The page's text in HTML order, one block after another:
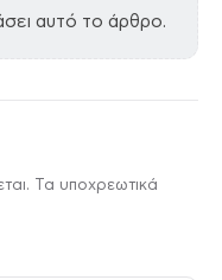
αυτό το άρθρο.
Τα υποχρεωτικά